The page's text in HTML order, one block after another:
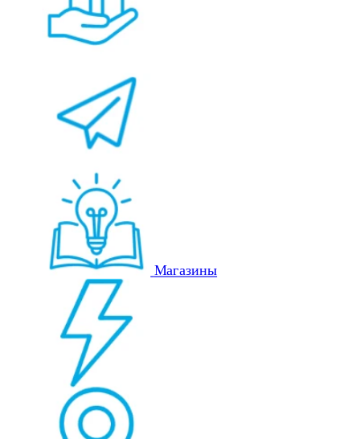
Магазины